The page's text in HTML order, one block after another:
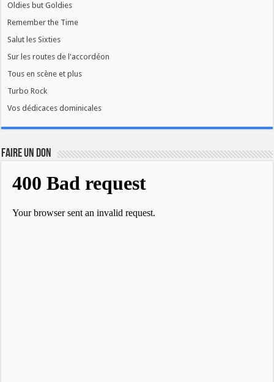
Oldies but Goldies
Remember the Time
Salut les Sixties
Sur les routes de l'accordéon
Tous en scène et plus
Turbo Rock
Vos dédicaces dominicales
FAIRE UN DON